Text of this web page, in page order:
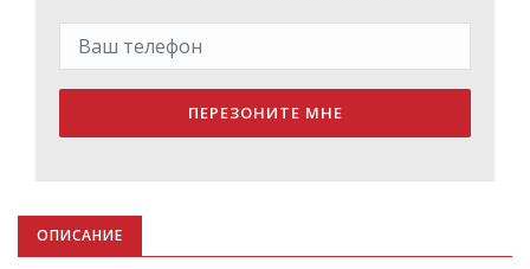
ПЕРЕЗОНИТЕ МНЕ
ОПИСАНИЕ